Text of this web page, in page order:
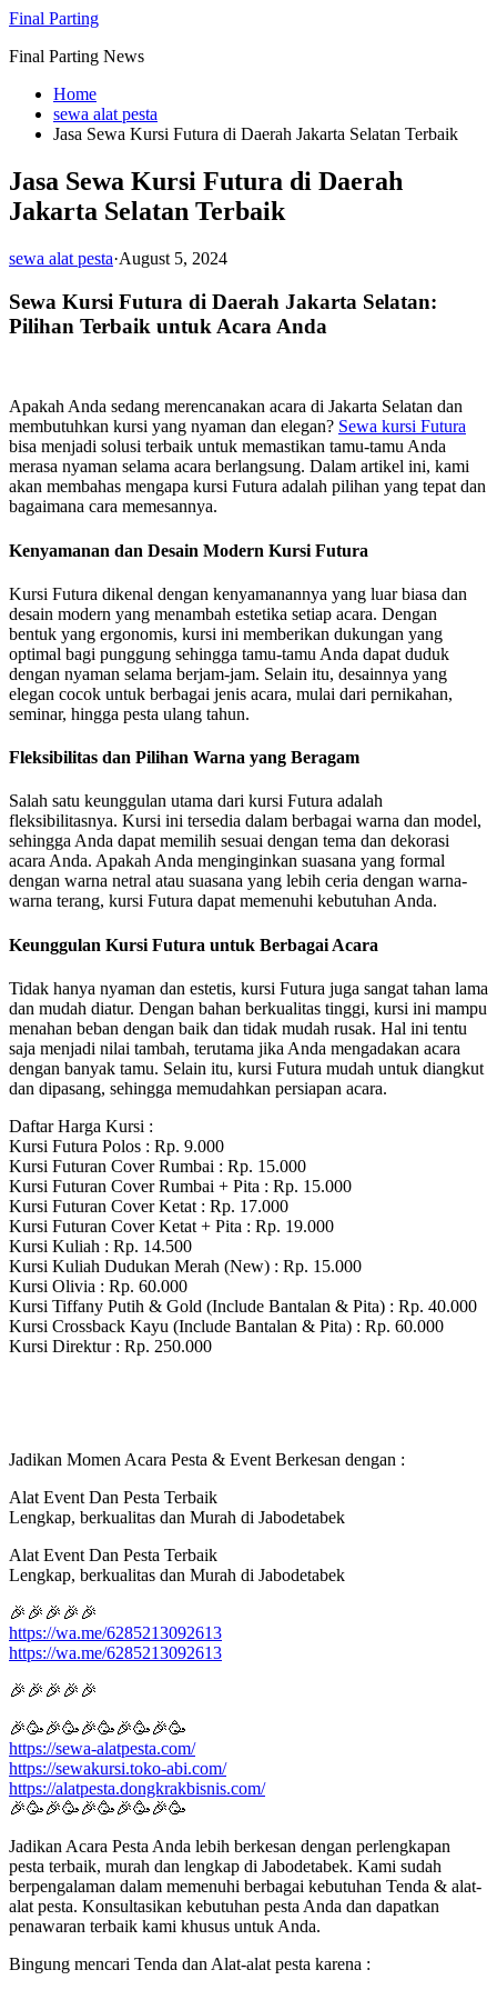
Skip
content
Final Parting
Final Parting News
Home
sewa alat pesta
Jasa Sewa Kursi Futura di Daerah Jakarta Selatan Terbaik
Jasa Sewa Kursi Futura di Daerah
Jakarta Selatan Terbaik
sewa alat pesta·August 5, 2024
Sewa Kursi Futura di Daerah Jakarta Selatan:
Pilihan Terbaik untuk Acara Anda
Apakah Anda sedang merencanakan acara di Jakarta Selatan dan
membutuhkan kursi yang nyaman dan elegan? Sewa kursi Futura
bisa menjadi solusi terbaik untuk memastikan tamu-tamu Anda
merasa nyaman selama acara berlangsung. Dalam artikel ini, kami
akan membahas mengapa kursi Futura adalah pilihan yang tepat dan
bagaimana cara memesannya.
Kenyamanan dan Desain Modern Kursi Futura
Kursi Futura dikenal dengan kenyamanannya yang luar biasa dan
desain modern yang menambah estetika setiap acara. Dengan
bentuk yang ergonomis, kursi ini memberikan dukungan yang
optimal bagi punggung sehingga tamu-tamu Anda dapat duduk
dengan nyaman selama berjam-jam. Selain itu, desainnya yang
elegan cocok untuk berbagai jenis acara, mulai dari pernikahan,
seminar, hingga pesta ulang tahun.
Fleksibilitas dan Pilihan Warna yang Beragam
Salah satu keunggulan utama dari kursi Futura adalah
fleksibilitasnya. Kursi ini tersedia dalam berbagai warna dan model,
sehingga Anda dapat memilih sesuai dengan tema dan dekorasi
acara Anda. Apakah Anda menginginkan suasana yang formal
dengan warna netral atau suasana yang lebih ceria dengan warna-
warna terang, kursi Futura dapat memenuhi kebutuhan Anda.
Keunggulan Kursi Futura untuk Berbagai Acara
Tidak hanya nyaman dan estetis, kursi Futura juga sangat tahan lama
dan mudah diatur. Dengan bahan berkualitas tinggi, kursi ini mampu
menahan beban dengan baik dan tidak mudah rusak. Hal ini tentu
saja menjadi nilai tambah, terutama jika Anda mengadakan acara
dengan banyak tamu. Selain itu, kursi Futura mudah untuk diangkut
dan dipasang, sehingga memudahkan persiapan acara.
Daftar Harga Kursi :
Kursi Futura Polos : Rp. 9.000
Kursi Futuran Cover Rumbai : Rp. 15.000
Kursi Futuran Cover Rumbai + Pita : Rp. 15.000
Kursi Futuran Cover Ketat : Rp. 17.000
Kursi Futuran Cover Ketat + Pita : Rp. 19.000
Kursi Kuliah : Rp. 14.500
Kursi Kuliah Dudukan Merah (New) : Rp. 15.000
Kursi Olivia : Rp. 60.000
Kursi Tiffany Putih & Gold (Include Bantalan & Pita) : Rp. 40.000
Kursi Crossback Kayu (Include Bantalan & Pita) : Rp. 60.000
Kursi Direktur : Rp. 250.000
Jadikan Momen Acara Pesta & Event Berkesan dengan :
Alat Event Dan Pesta Terbaik
Lengkap, berkualitas dan Murah di Jabodetabek
Alat Event Dan Pesta Terbaik
Lengkap, berkualitas dan Murah di Jabodetabek
🎉🎉🎉🎉🎉
https://wa.me/6285213092613
https://wa.me/6285213092613
🎉🎉🎉🎉🎉
🎉🥳🎉🥳🎉🥳🎉🥳🎉🥳
https://sewa-alatpesta.com/
https://sewakursi.toko-abi.com/
https://alatpesta.dongkrakbisnis.com/
🎉🥳🎉🥳🎉🥳🎉🥳🎉🥳
Jadikan Acara Pesta Anda lebih berkesan dengan perlengkapan
pesta terbaik, murah dan lengkap di Jabodetabek. Kami sudah
berpengalaman dalam memenuhi berbagai kebutuhan Tenda & alat-
alat pesta. Konsultasikan kebutuhan pesta Anda dan dapatkan
penawaran terbaik kami khusus untuk Anda.
Bingung mencari Tenda dan Alat-alat pesta karena :